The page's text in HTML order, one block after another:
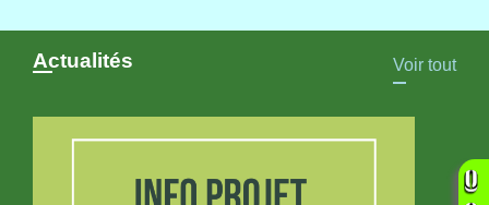
Actualités Voir tout